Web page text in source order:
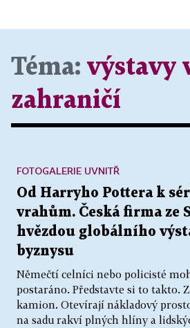
Téma: výstavy
zahraničí
Od Harryho Pottera k
vrahům. Česká firma ze
hvězdou globálního
byznysu
Němečtí celníci nebo policisté
postaráno. Představte si to takto.
kamion. Otevírají nákladový
na sadu rakví plných hlíny a
FOTOGALERIE UVNITŘ